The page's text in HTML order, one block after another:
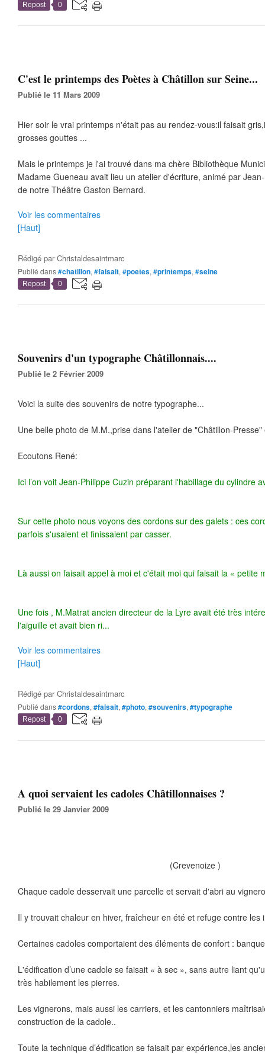
Repost 0
C'est le printemps des Poètes à Châtillon sur Seine...
Publié le 11 Mars 2009
Hier soir le vrai printemps n'était pas au rendez-vous:il faisait
grosses gouttes ...
Mais le printemps je l'ai trouvé dans ma chère Bibliothèque
Madame Gueneau avait lieu un atelier d'écriture, animé par
de notre Théâtre Gaston Bernard.
Voir les commentaires
[Haut]
Rédigé parChristaldesaintmarc
Publié dans#chatillon, #faisait, #poetes, #printemps, #seine
Repost 0
Souvenirs d'un typographe Châtillonnais....
Publié le 2 Février 2009
Voici la suite des souvenirs de notre typographe...
Une belle photo de M.M.,prise dans l'atelier de "Châtillon-
Ecoutons René:
Ici l’on voit Jean-Philippe Cuzin préparant l'habillage du cylindre
Sur cette photo nous voyons des cordons sur des galets : ces
parfois s'usaient et finissaient par casser.
Là aussi on faisait appel à moi et c'était moi qui faisait la « petite
Une fois , M.Matrat ancien directeur de la Lyre avait été très
l'aiguille et avait bien ri...
Voir les commentaires
[Haut]
Rédigé parChristaldesaintmarc
Publié dans#cordons, #faisait, #photo, #souvenirs, #typographe
Repost 0
A quoi servaient les cadoles Châtillonnaises ?
Publié le 29 Janvier 2009
(Crevenoize )
Chaque cadole desservait une parcelle et servait d'abri au
Il y trouvait chaleur en hiver, fraîcheur en été et refuge contre les
Certaines cadoles comportaient des éléments de confort :
L'édification d’une cadole se faisait « à sec », sans autre liant
très habilement les pierres.
Les vignerons, mais aussi les carriers, et les cantonniers
construction de la cadole..
Toute la technique d’édification se faisait par expérience,les